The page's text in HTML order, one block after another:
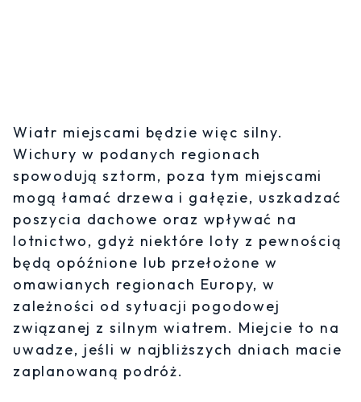
Wiatr miejscami będzie więc silny.
Wichury w podanych regionach
spowodują sztorm, poza tym miejscami
mogą łamać drzewa i gałęzie, uszkadzać
poszycia dachowe oraz wpływać na
lotnictwo, gdyż niektóre loty z pewnością
będą opóźnione lub przełożone w
omawianych regionach Europy, w
zależności od sytuacji pogodowej
związanej z silnym wiatrem. Miejcie to na
uwadze, jeśli w najbliższych dniach macie
zaplanowaną podróż.